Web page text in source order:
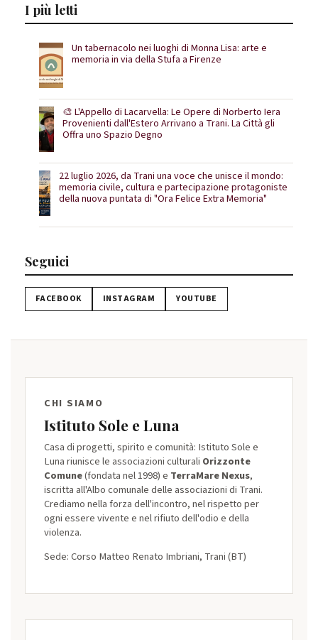
I più letti
Un tabernacolo nei luoghi di Monna Lisa: arte e
memoria in via della Stufa a Firenze
🎨 L'Appello di Lacarvella: Le Opere di Norberto Iera
Provenienti dall'Estero Arrivano a Trani. La Città gli
Offra uno Spazio Degno
22 luglio 2026, da Trani una voce che unisce il mondo:
memoria civile, cultura e partecipazione protagoniste
della nuova puntata di "Ora Felice Extra Memoria"
Seguici
FACEBOOK INSTAGRAM YOUTUBE
CHI SIAMO
Istituto Sole e Luna
Casa di progetti, spirito e comunità: Istituto Sole e
Luna riunisce le associazioni culturali Orizzonte
Comune(fondata nel 1998) e TerraMare Nexus,
iscritta all'Albo comunale delle associazioni di Trani.
Crediamo nella forza dell'incontro, nel rispetto per
ogni essere vivente e nel rifiuto dell'odio e della
violenza.
Sede: Corso Matteo Renato Imbriani, Trani (BT)